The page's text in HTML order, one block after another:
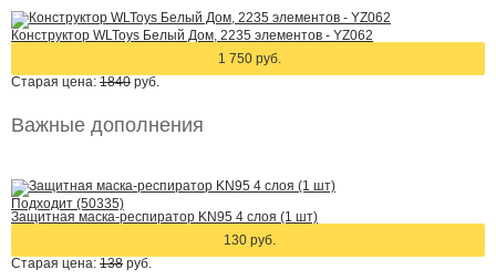
Конструктор WLToys Белый Дом, 2235 элементов - YZ062
1 750 руб.
Старая цена: 1840 руб.
Важные дополнения
Подходит (50335)
Защитная маска-респиратор KN95 4 слоя (1 шт)
130 руб.
Старая цена: 138 руб.